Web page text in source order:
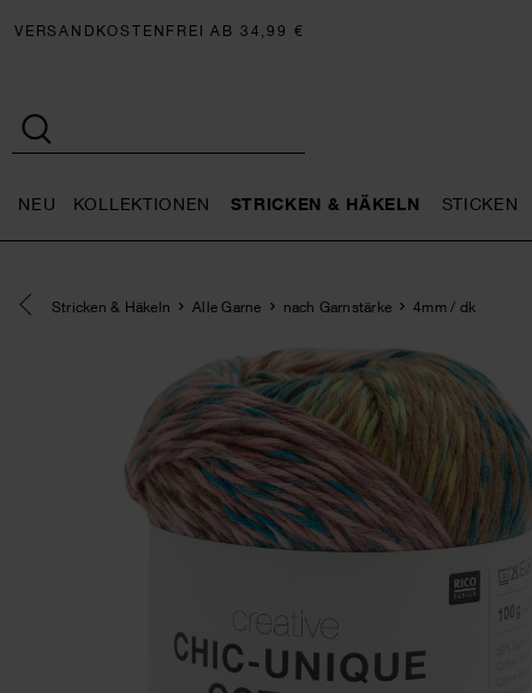
VERSANDKOSTENFREI AB 34,99 €
NEU KOLLEKTIONEN STRICKEN & HÄKELN STICKEN
Eine Kategorie zurück navigieren
Stricken & Häkeln Alle Garne nach Garnstärke 4mm / dk